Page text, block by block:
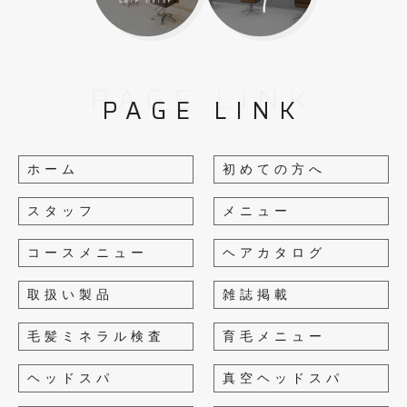
PAGE LINK
PAGE LINK
ホーム 初めての方へ
スタッフ メニュー
コースメニュー ヘアカタログ
取扱い製品 雑誌掲載
毛髪ミネラル検査 育毛メニュー
ヘッドスパ 真空ヘッドスパ